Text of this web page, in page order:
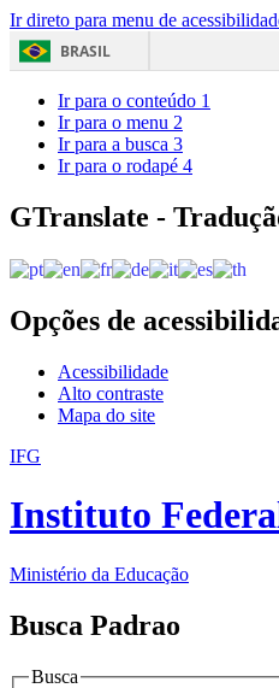
Ir direto para menu de
BRASIL
Ir para o conteúdo 1
Ir para o menu 2
Ir para a busca 3
Ir para o rodapé 4
GTranslate -
Opções de
Acessibilidade
Alto contraste
Mapa do site
IFG
Instituto
Ministério da Educação
Busca Padrao
Busca